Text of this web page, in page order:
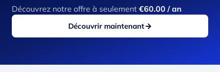
Découvrez notre offre à seulement €60.00 / an
Découvrir maintenant